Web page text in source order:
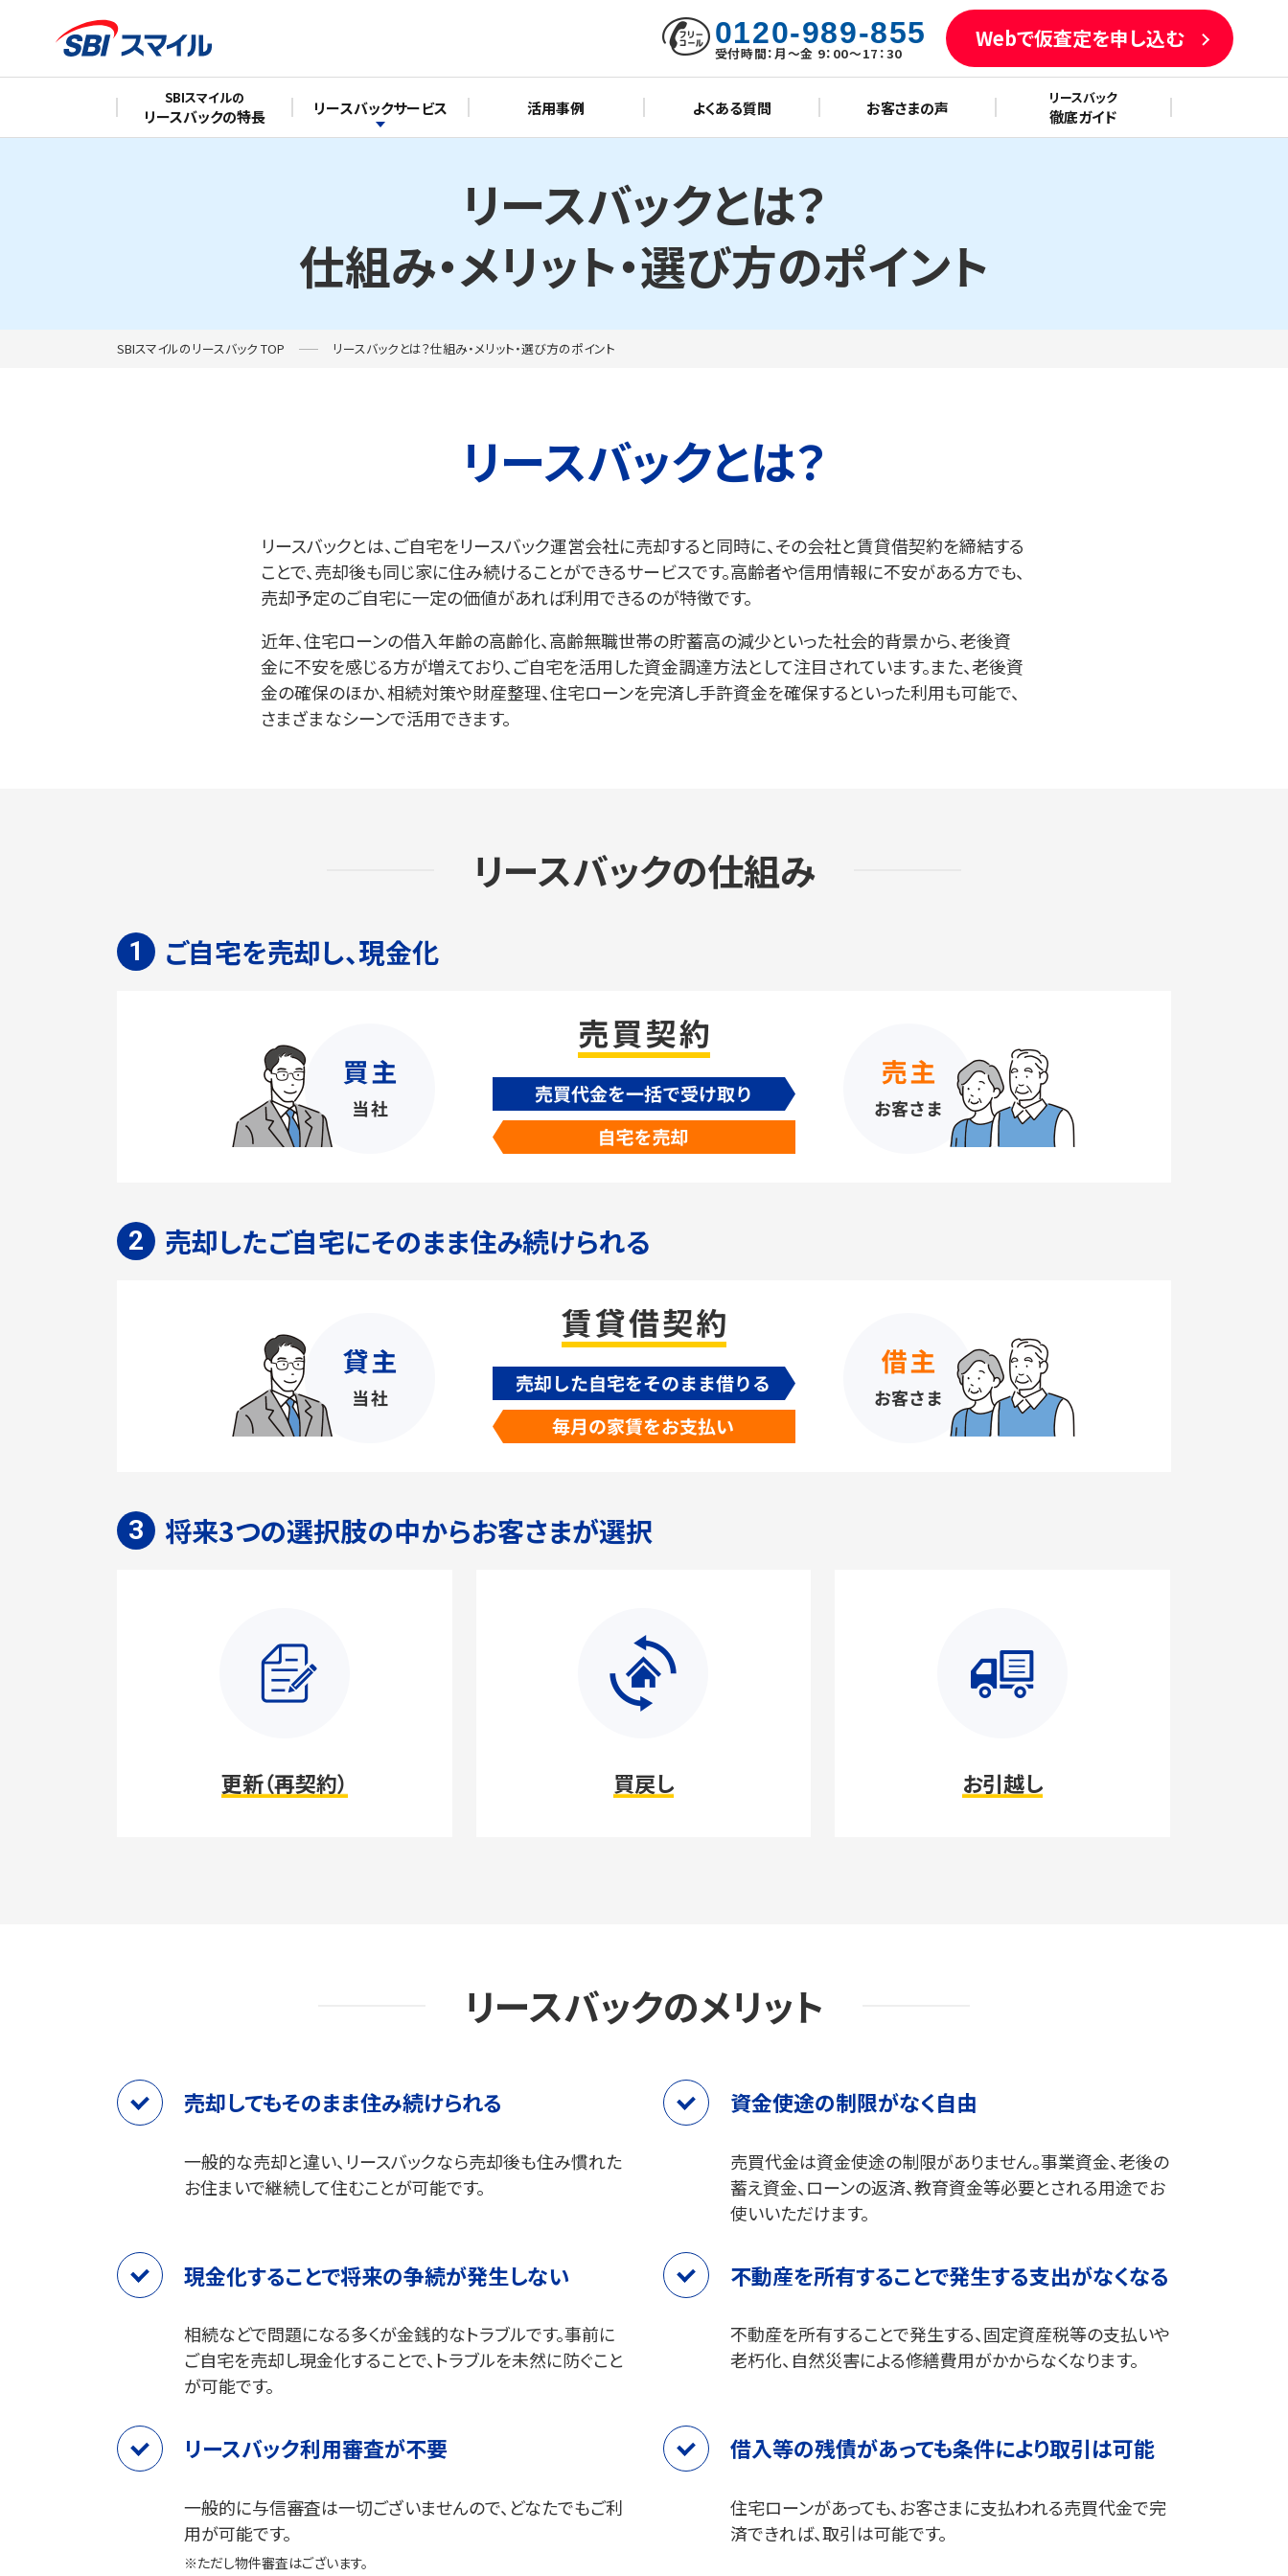
0120-989-855
受付時間：月～金 9：00～17：30
Webで仮査定を申し込む
SBIスマイルの
リースバックの特長 リースバックサービス 活用事例 よくある質問 お客さまの声
リースバック
徹底ガイド
リースバックとは？
仕組み・メリット・選び方のポイント
SBIスマイルのリースバック TOP リースバックとは？仕組み・メリット・選び方のポイント
リースバックとは？
リースバックとは、ご自宅をリースバック運営会社に売却すると同時に、その会社と賃貸借契約を締結する
ことで、売却後も同じ家に住み続けることができるサービスです。高齢者や信用情報に不安がある方でも、
売却予定のご自宅に一定の価値があれば利用できるのが特徴です。
近年、住宅ローンの借入年齢の高齢化、高齢無職世帯の貯蓄高の減少といった社会的背景から、老後資
金に不安を感じる方が増えており、ご自宅を活用した資金調達方法として注目されています。また、老後資
金の確保のほか、相続対策や財産整理、住宅ローンを完済し手許資金を確保するといった利用も可能で、
さまざまなシーンで活用できます。
リースバックの仕組み
ご自宅を売却し、現金化
売却したご自宅にそのまま住み続けられる
将来3つの選択肢の中からお客さまが選択
更新（再契約） 買戻し お引越し
リースバックのメリット
売却してもそのまま住み続けられる
一般的な売却と違い、リースバックなら売却後も住み慣れた
お住まいで継続して住むことが可能です。
資金使途の制限がなく自由
売買代金は資金使途の制限がありません。事業資金、老後の
蓄え資金、ローンの返済、教育資金等必要とされる用途でお
使いいただけます。
現金化することで将来の争続が発生しない
相続などで問題になる多くが金銭的なトラブルです。事前に
ご自宅を売却し現金化することで、トラブルを未然に防ぐこと
が可能です。
不動産を所有することで発生する支出がなくなる
不動産を所有することで発生する、固定資産税等の支払いや
老朽化、自然災害による修繕費用がかからなくなります。
リースバック利用審査が不要
一般的に与信審査は一切ございませんので、どなたでもご利
用が可能です。
※ただし物件審査はございます。
借入等の残債があっても条件により取引は可能
住宅ローンがあっても、お客さまに支払われる売買代金で完
済できれば、取引は可能です。